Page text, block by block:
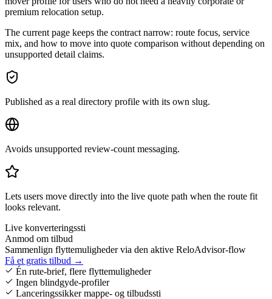
premium relocation setup.
The current page keeps the contract narrow: route focus, service
mix, and how to move into quote comparison without depending on
unsupported detail claims.
Published as a real directory profile with its own slug.
Avoids unsupported review-count messaging.
Lets users move directly into the live quote path when the route fit
looks relevant.
Live konverteringssti
Anmod om tilbud
Sammenlign flyttemuligheder via den aktive ReloAdvisor-flow
Få et gratis tilbud →
Én rute-brief, flere flyttemuligheder
Ingen blindgyde-profiler
Lanceringssikker mappe- og tilbudssti